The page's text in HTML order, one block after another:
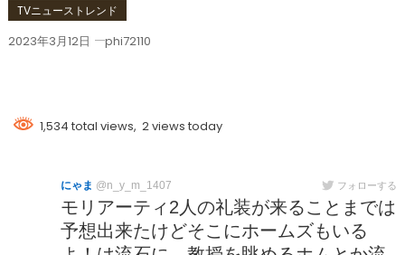
TVニューストレンド
2023年3月12日 phi72110
1,534 total views, 2 views today
にゃま @n_y_m_1407 フォローする
モリアーティ2人の礼装が来ることまでは
予想出来たけどそこにホームズもいる